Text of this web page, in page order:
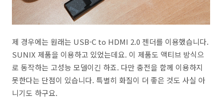
제 경우에는 원래는 USB-C to HDMI 2.0 젠더를 이용했습니다.
SUNIX 제품을 이용하고 있었는데요. 이 제품도 액티브 방식으
로 동작하는 고성능 모델이긴 하죠. 다만 충전을 함께 이용하지
못한다는 단점이 있습니다. 특별히 화질이 더 좋은 것도 사실 아
니기도 하구요.